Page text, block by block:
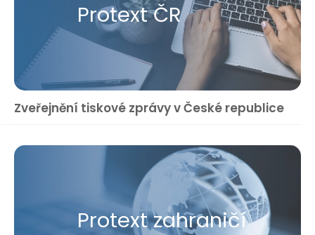
Protext ČR
Zveřejnění tiskové zprávy v České republice
Protext zahraničí